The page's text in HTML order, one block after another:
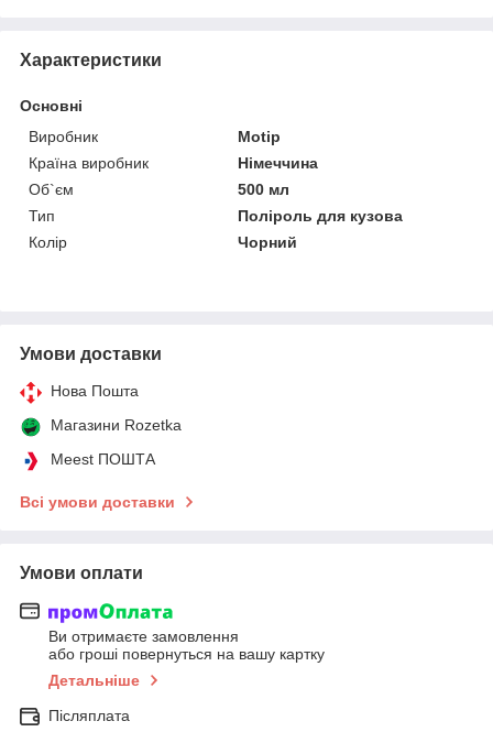
Характеристики
Основні
Виробник
Motip
Країна виробник
Німеччина
Об`єм
500 мл
Тип
Поліроль для кузова
Колір
Чорний
Умови доставки
Нова Пошта
Магазини Rozetka
Meest ПОШТА
Всі умови доставки
Умови оплати
Ви отримаєте замовлення
або гроші повернуться на вашу картку
Детальніше
Післяплата